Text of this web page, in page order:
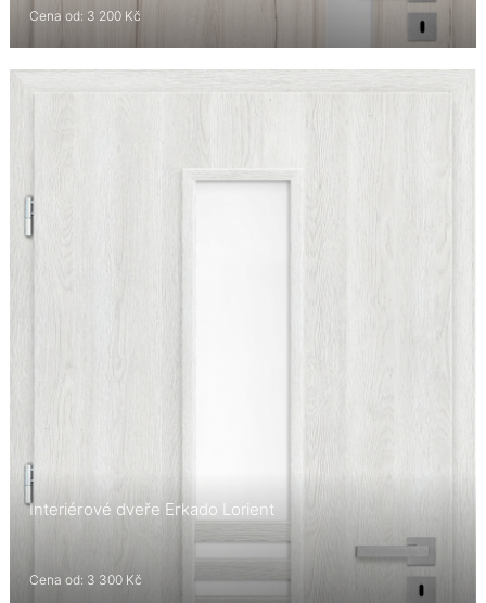
Cena od: 3 200 Kč
Interiérové dveře Erkado Lorient
Cena od: 3 300 Kč